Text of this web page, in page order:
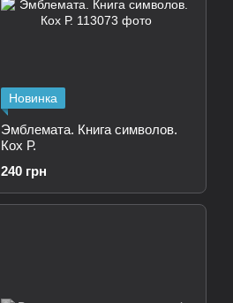
Новинка
Эмблемата. Книга символов.
Кох Р.
240 грн